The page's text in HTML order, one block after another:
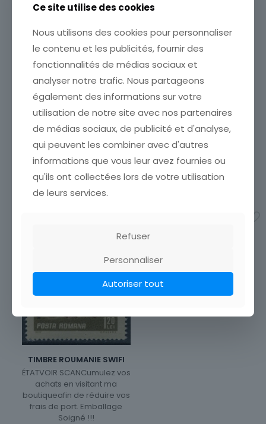
TIMBRE ROUMANIE MIHAIL
EMIMESCU
ÉTATVOIR SCANCumulez vos
achats en visitant ma
frais de port. Emballage
Soigné !!!
1,00€
Ajouter au panier
TIMBRE ROUMANIE
GHEORGHE SINCAI
ÉTATVOIR SCANCumulez vos
achats en visitant ma
boutiqueafin de réduire vos
frais de port. Emballage
Soigné !!!
TIMBRE ROUMANIE SWIFI
ÉTATVOIR SCANCumulez vos
achats en visitant ma
boutiqueafin de réduire vos
frais de port. Emballage
Soigné !!!
Ce site utilise des cookies
Nous utilisons des cookies pour personnaliser
le contenu et les publicités, fournir des
fonctionnalités de médias sociaux et
analyser notre trafic. Nous partageons
également des informations sur votre
utilisation de notre site avec nos partenaires
de médias sociaux, de publicité et d'analyse,
qui peuvent les combiner avec d'autres
informations que vous leur avez fournies ou
qu'ils ont collectées lors de votre utilisation
de leurs services.
Refuser
Personnaliser
Autoriser tout